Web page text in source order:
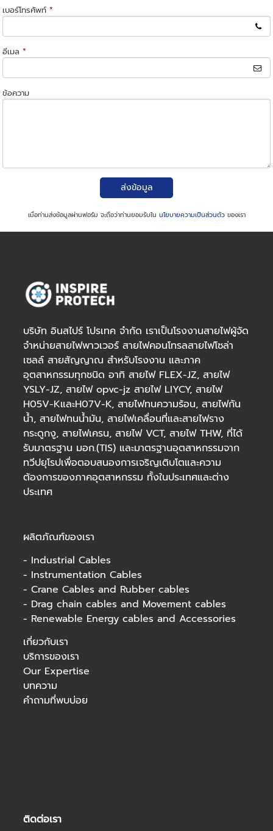
เบอร์โทรศัพท์ *
อีเมล *
ข้อความ
ส่งข้อมูล
เมื่อท่านส่งข้อมูลผ่านฟอร์ม จะถือว่าท่านยอมรับใน นโยบายความเป็นส่วนตัวของเรา
บริษัท อินสไปร์ โปรเทค จำกัด เราเป็นโรงงานสายไฟผู้จัด
จำหน่ายสายไฟพาวเวอร์ สายไฟคอนโทรลสายไฟโซล่า
เซลล์สายสัญญาณ สำหรับโรงงาน และภาค
อุตสาหกรรมทุกชนิด อาทิ สายไฟ FLEX-JZ, สายไฟ
YSLY-JZ, สายไฟ opvc-jz สายไฟ LIYCY, สายไฟ
H05V-KและH07V-K, สายไฟทนความร้อน, สายไฟกัน
น้ำ, สายไฟทนน้ำมัน, สายไฟเคลื่อนที่และสายไฟราง
กระดูกงู, สายไฟเครน, สายไฟ VCT, สายไฟ THW, ที่ได้
รับมาตรฐาน มอก.(TIS) และมาตรฐานอุตสาหกรรมจาก
ทวีปยุโรปเพื่อตอบสนองการเจริญเติบโตและความ
ต้องการของภาคอุตสาหกรรม ทั้งในประเทศและต่าง
ประเทศ
ผลิตภัณฑ์ของเรา
- Industrial Cables
- Instrumentation Cables
- Crane Cables and Rubber cables
- Drag chain cables and Movement cables
- Renewable Energy cables and Accessories
เกี่ยวกับเรา
บริการของเรา
Our Expertise
บทความ
คำถามที่พบบ่อย
ติดต่อเรา